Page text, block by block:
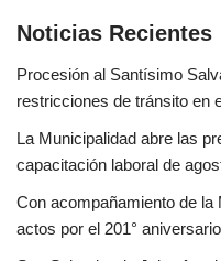
Noticias Recientes
Procesión al Santísimo
restricciones de tránsito en
La Municipalidad abre las
capacitación laboral de
Con acompañamiento de la
actos por el 201°